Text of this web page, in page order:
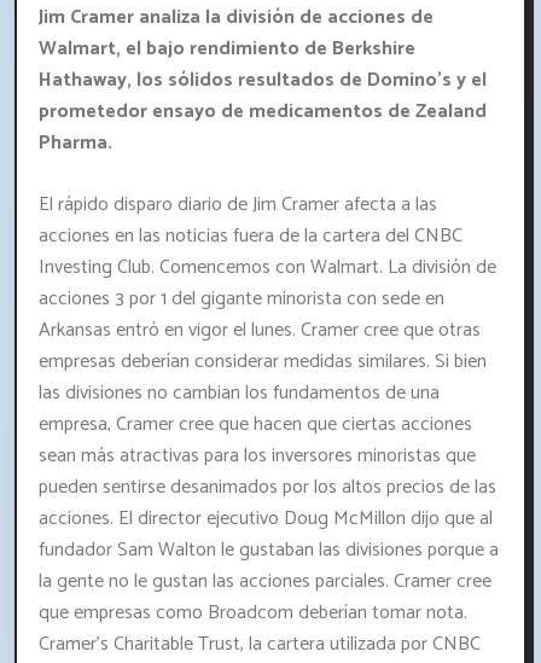
Jim Cramer analiza la división de acciones de
Walmart, el bajo rendimiento de Berkshire
Hathaway, los sólidos resultados de Domino's y el
prometedor ensayo de medicamentos de Zealand
Pharma.
El rápido disparo diario de Jim Cramer afecta a las
acciones en las noticias fuera de la cartera del CNBC
Investing Club. Comencemos con Walmart. La división de
acciones 3 por 1 del gigante minorista con sede en
Arkansas entró en vigor el lunes. Cramer cree que otras
empresas deberían considerar medidas similares. Si bien
las divisiones no cambian los fundamentos de una
empresa, Cramer cree que hacen que ciertas acciones
sean más atractivas para los inversores minoristas que
pueden sentirse desanimados por los altos precios de las
acciones. El director ejecutivo Doug McMillon dijo que al
fundador Sam Walton le gustaban las divisiones porque a
la gente no le gustan las acciones parciales. Cramer cree
que empresas como Broadcom deberían tomar nota.
Cramer's Charitable Trust, la cartera utilizada por CNBC